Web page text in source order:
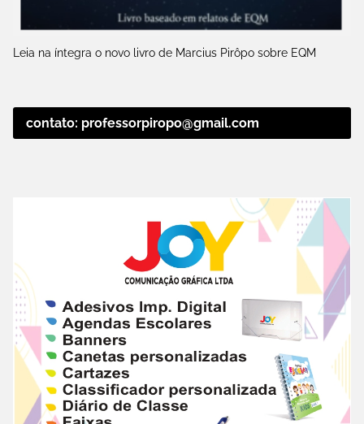
Leia na íntegra o novo livro de Marcius Pirôpo sobre EQM
contato: professorpiropo@gmail.com